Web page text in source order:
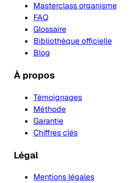
Masterclass organisme
FAQ
Glossaire
Bibliothèque officielle
Blog
À propos
Témoignages
Méthode
Garantie
Chiffres clés
Légal
Mentions légales